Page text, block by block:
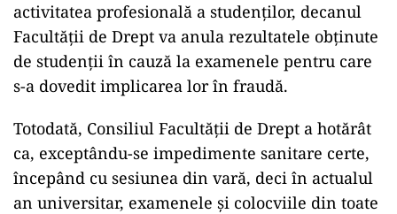
activitatea profesională a studenţilor, decanul
Facultăţii de Drept va anula rezultatele obţinute
de studenţii în cauză la examenele pentru care
s-a dovedit implicarea lor în fraudă.
Totodată, Consiliul Facultăţii de Drept a hotărât
ca, exceptându-se impedimente sanitare certe,
începând cu sesiunea din vară, deci în actualul
an universitar, examenele şi colocviile din toate